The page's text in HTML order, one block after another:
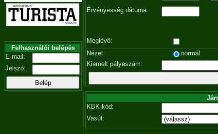
Felhasználói belépés
E-mail:
Jelszó:
Érvényesség dátuma:
Meglévő:
Nézet:
normál
Kiemelt pályaszám:
KBK-kód:
Vasút: